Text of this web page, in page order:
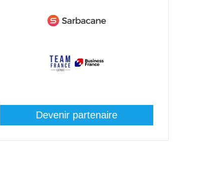
Devenir partenaire